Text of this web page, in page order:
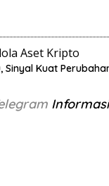
Aset Kripto
Sinyal Kuat
Informasi